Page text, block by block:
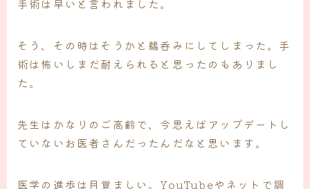
手術は早いと言われました。
そう、その時はそうかと鵜呑みにしてしまった。手
術は怖いしまだ耐えられると思ったのもありまし
た。
先生はかなりのご高齢で、今思えばアップデートし
ていないお医者さんだったんだなと思います。
医学の進歩は目覚ましい。YouTubeやネットで調